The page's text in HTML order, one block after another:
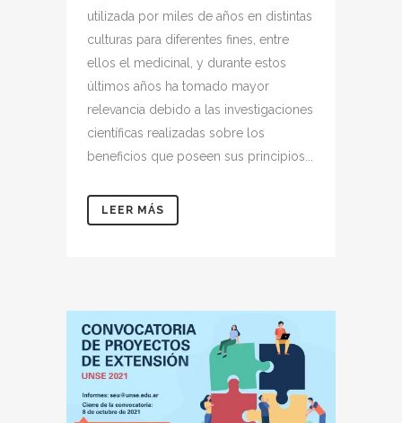
utilizada por miles de años en distintas
culturas para diferentes fines, entre
ellos el medicinal, y durante estos
últimos años ha tomado mayor
relevancia debido a las investigaciones
científicas realizadas sobre los
beneficios que poseen sus principios...
LEER MÁS